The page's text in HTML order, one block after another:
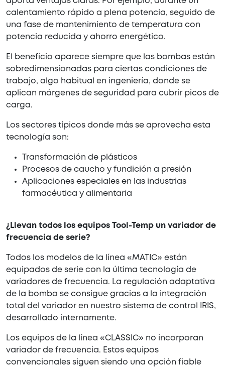
calentamiento rápido a plena potencia, seguido de
una fase de mantenimiento de temperatura con
potencia reducida y ahorro energético.
El beneficio aparece siempre que las bombas están
sobredimensionadas para ciertas condiciones de
trabajo, algo habitual en ingeniería, donde se
aplican márgenes de seguridad para cubrir picos de
carga.
Los sectores típicos donde más se aprovecha esta
tecnología son:
Transformación de plásticos
Procesos de caucho y fundición a presión
Aplicaciones especiales en las industrias
farmacéutica y alimentaria
¿Llevan todos los equipos Tool-Temp un variador de
frecuencia de serie?
Todos los modelos de la línea «MATIC» están
equipados de serie con la última tecnología de
variadores de frecuencia. La regulación adaptativa
de la bomba se consigue gracias a la integración
total del variador en nuestro sistema de control IRIS,
desarrollado internamente.
Los equipos de la línea «CLASSIC» no incorporan
variador de frecuencia. Estos equipos
convencionales siguen siendo una opción fiable